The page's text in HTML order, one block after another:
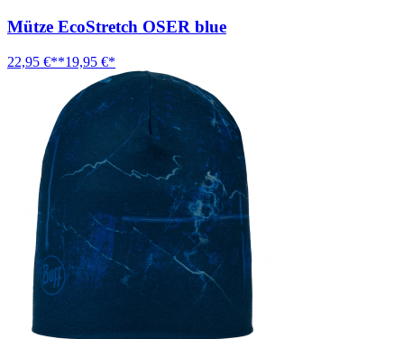
Mütze EcoStretch OSER blue
22,95 €**19,95 €*